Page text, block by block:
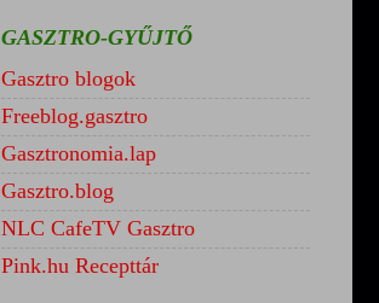
GASZTRO-GYŰJTŐ
Gasztro blogok
Freeblog.gasztro
Gasztronomia.lap
Gasztro.blog
NLC CafeTV Gasztro
Pink.hu Recepttár